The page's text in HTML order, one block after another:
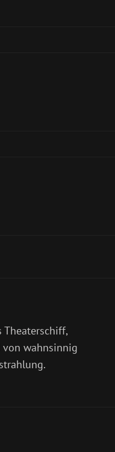
Theaterschiff,
wahnsinnig